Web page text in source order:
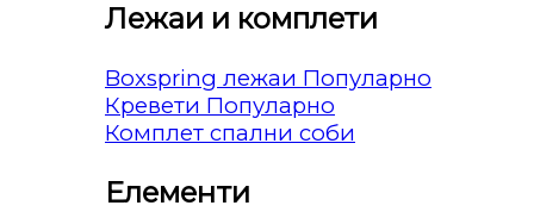
Лежаи и комплети
Boxspring лежаи
Кревети
Комплет спални соби
Елементи